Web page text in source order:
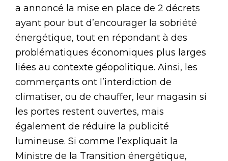
a annoncé la mise en place de 2 décrets
ayant pour but d’encourager la sobriété
énergétique, tout en répondant à des
problématiques économiques plus larges
liées au contexte géopolitique. Ainsi, les
commerçants ont l’interdiction de
climatiser, ou de chauffer, leur magasin si
les portes restent ouvertes, mais
également de réduire la publicité
lumineuse. Si comme l’expliquait la
Ministre de la Transition énergétique,